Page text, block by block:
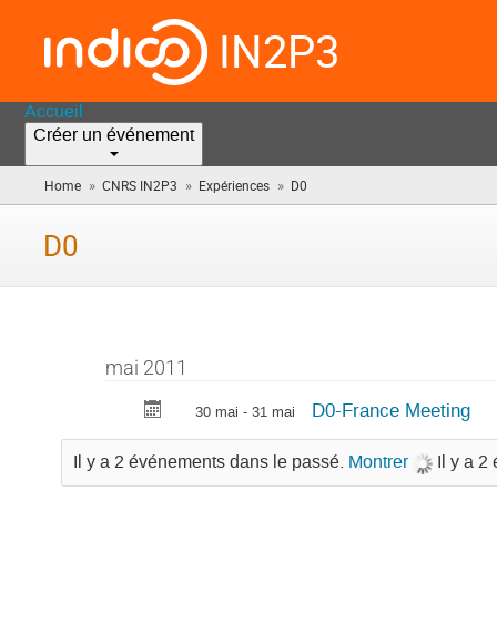
IN2P3
Accueil
Créer un événement
Home » CNRS IN2P3 » Expériences » D0
êtes
D0
mai 2011
30 mai - 31 mai D0-France Meeting
Il y a 2 événements dans le passé. Montrer Il y a 2